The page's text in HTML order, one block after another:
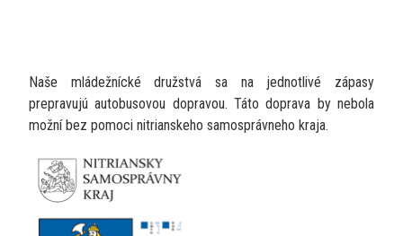
Naše mládežnícké družstvá sa na jednotlivé zápasy
prepravujú autobusovou dopravou. Táto doprava by nebola
možní bez pomoci nitrianskeho samosprávneho kraja.